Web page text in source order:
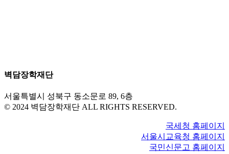
벽담장학재단
서울특별시 성북구 동소문로 89, 6층
© 2024 벽담장학재단 ALL RIGHTS RESERVED.
국세청 홈페이지
서울시교육청 홈페이지
국민신문고 홈페이지